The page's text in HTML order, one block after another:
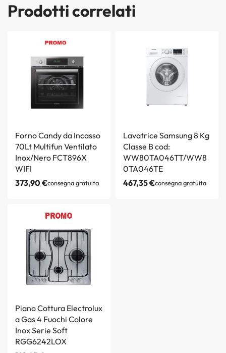
Prodotti correlati
Forno Candy da Incasso
70Lt Multifun Ventilato
Inox/Nero FCT896X
WIFI
373,90€consegna gratuita
Lavatrice Samsung 8 Kg
Classe B cod:
WW80TA046TT/WW8
0TA046TE
467,35€consegna gratuita
Piano Cottura Electrolux
a Gas 4 Fuochi Colore
Inox Serie Soft
RGG6242LOX